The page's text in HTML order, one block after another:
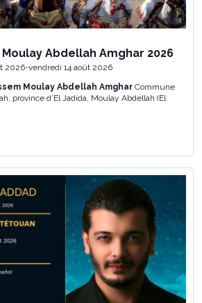
Abdellah Amghar 2026
2026-vendredi 14 août 2026
Moulay Abdellah Amghar Commune
province d’El Jadida, Moulay Abdellah (El